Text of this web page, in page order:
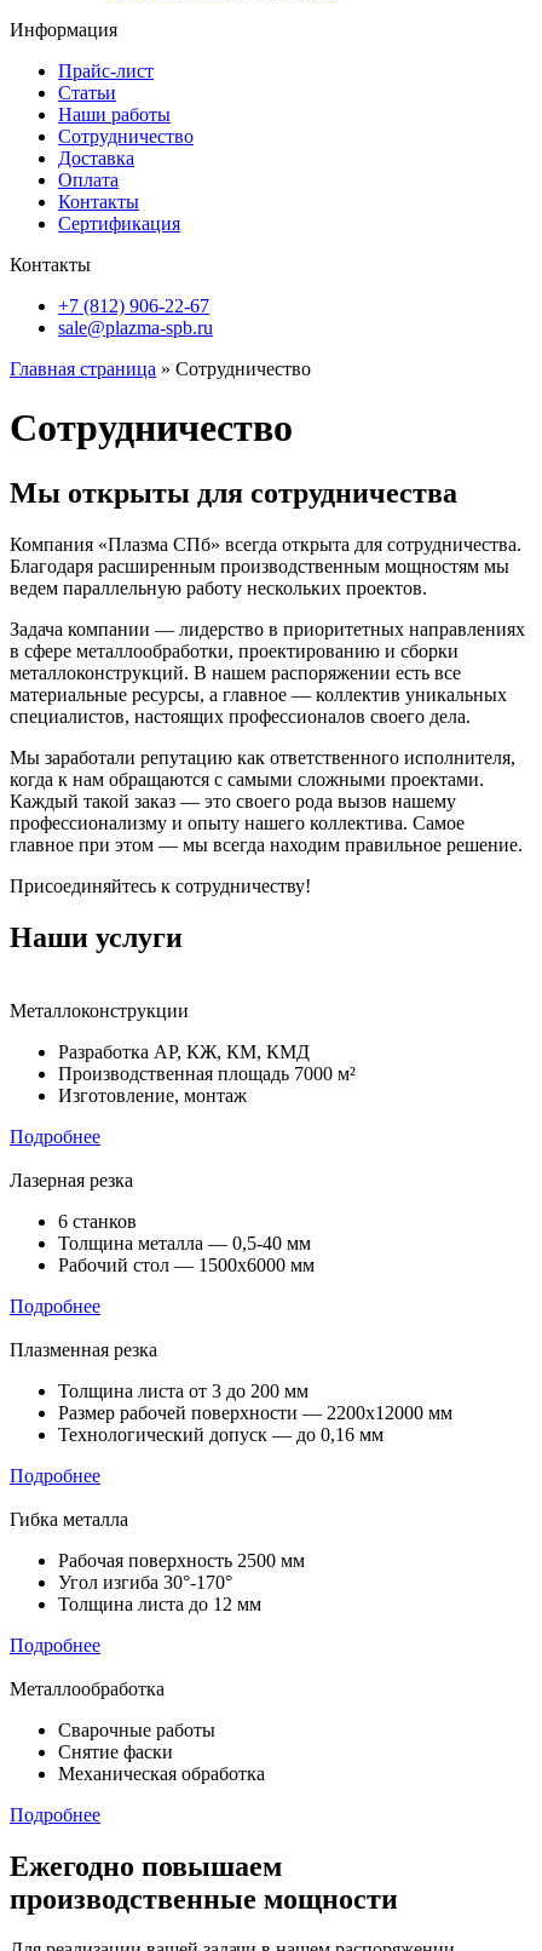
Информация
Прайс-лист
Статьи
Наши работы
Сотрудничество
Доставка
Оплата
Контакты
Сертификация
Контакты
+7 (812) 906-22-67
sale@plazma-spb.ru
Главная страница » Сотрудничество
Сотрудничество
Мы открыты для сотрудничества
Компания «Плазма СПб» всегда открыта для сотрудничества.
Благодаря расширенным производственным мощностям мы
ведем параллельную работу нескольких проектов.
Задача компании — лидерство в приоритетных направлениях
в сфере металлообработки, проектированию и сборки
металлоконструкций. В нашем распоряжении есть все
материальные ресурсы, а главное — коллектив уникальных
специалистов, настоящих профессионалов своего дела.
Мы заработали репутацию как ответственного исполнителя,
когда к нам обращаются с самыми сложными проектами.
Каждый такой заказ — это своего рода вызов нашему
профессионализму и опыту нашего коллектива. Самое
главное при этом — мы всегда находим правильное решение.
Присоединяйтесь к сотрудничеству!
Наши услуги
Металлоконструкции
Разработка АР, КЖ, КМ, КМД
Производственная площадь 7000 м²
Изготовление, монтаж
Подробнее
Лазерная резка
6 станков
Толщина металла — 0,5-40 мм
Рабочий стол — 1500х6000 мм
Подробнее
Плазменная резка
Толщина листа от 3 до 200 мм
Размер рабочей поверхности — 2200х12000 мм
Технологический допуск — до 0,16 мм
Подробнее
Гибка металла
Рабочая поверхность 2500 мм
Угол изгиба 30°-170°
Толщина листа до 12 мм
Подробнее
Металлообработка
Сварочные работы
Снятие фаски
Механическая обработка
Подробнее
Ежегодно повышаем
производственные мощности